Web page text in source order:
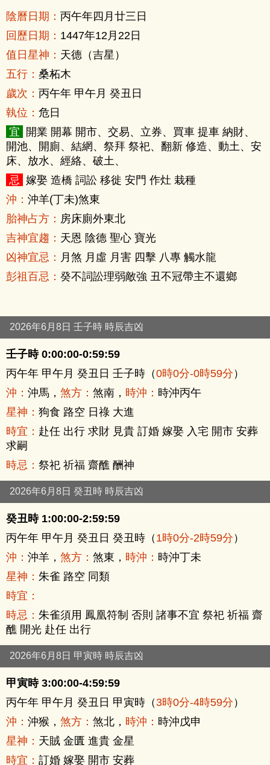
陰曆日期： 丙午年四月廿三日
回歷日期： 1447年12月22日
值日星神： 天德（吉星）
五行： 桑柘木
歲次： 丙午年 甲午月 癸丑日
執位： 危日
宜
開業 開幕 開市、交易、立券、買車 提車 納財、
開池、開廁、結網、祭拜 祭祀、翻新 修造、動土、安
床、放水、經絡、破土、
忌 嫁娶 造橋 詞訟 移徙 安門 作灶 栽種
沖： 沖羊(丁未)煞東
胎神占方： 房床廁外東北
吉神宜趨： 天恩 陰德 聖心 寶光
凶神宜忌： 月煞 月虛 月害 四擊 八專 觸水龍
彭祖百忌： 癸不詞訟理弱敵強 丑不冠帶主不還鄉
2026年6月8日 壬子時 時辰吉凶
壬子時 0:00:00-0:59:59
丙午年 甲午月 癸丑日 壬子時（0時0分-0時59分）
沖： 沖馬， 煞方： 煞南， 時沖： 時沖丙午
星神： 狗食 路空 日祿 大進
時宜： 赴任 出行 求財 見貴 訂婚 嫁娶 入宅 開市 安葬
求嗣
時忌： 祭祀 祈福 齋醮 酬神
2026年6月8日 癸丑時 時辰吉凶
癸丑時 1:00:00-2:59:59
丙午年 甲午月 癸丑日 癸丑時（1時0分-2時59分）
沖： 沖羊， 煞方： 煞東， 時沖： 時沖丁未
星神： 朱雀 路空 同類
時宜：
時忌： 朱雀須用 鳳凰符制 否則 諸事不宜 祭祀 祈福 齋
醮 開光 赴任 出行
2026年6月8日 甲寅時 時辰吉凶
甲寅時 3:00:00-4:59:59
丙午年 甲午月 癸丑日 甲寅時（3時0分-4時59分）
沖： 沖猴， 煞方： 煞北， 時沖： 時沖戊申
星神： 天賊 金匱 進貴 金星
時宜： 訂婚 嫁娶 開市 安葬